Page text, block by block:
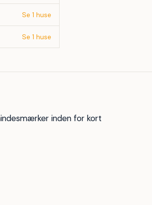
Se 1 huse
Se 1 huse
inden for kort